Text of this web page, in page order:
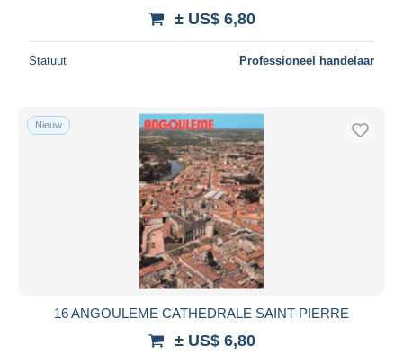
± US$ 6,80
Statuut Professioneel handelaar
Nieuw
16 ANGOULEME CATHEDRALE SAINT PIERRE
± US$ 6,80